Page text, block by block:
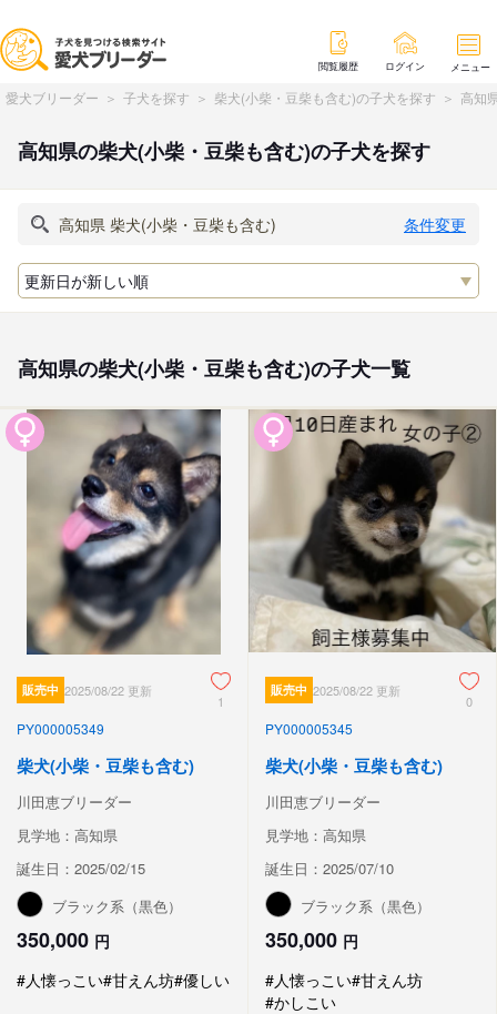
閲覧履歴 ログイン メニュー
愛犬ブリーダー 子犬を探す 柴犬(小柴・豆柴も含む)の子犬を探す 高知
高知県の柴犬(小柴・豆柴も含む)の子犬を探す
条件変更
高知県の柴犬(小柴・豆柴も含む)の子犬一覧
販売中 2025/08/22 更新
1
PY000005349
柴犬(小柴・豆柴も含む)
川田恵ブリーダー
見学地：高知県
誕生日：2025/02/15
ブラック系（黒色）
350,000 円
#人懐っこい#甘えん坊#優しい
販売中 2025/08/22 更新
0
PY000005345
柴犬(小柴・豆柴も含む)
川田恵ブリーダー
見学地：高知県
誕生日：2025/07/10
ブラック系（黒色）
350,000 円
#人懐っこい#甘えん坊
#かしこい